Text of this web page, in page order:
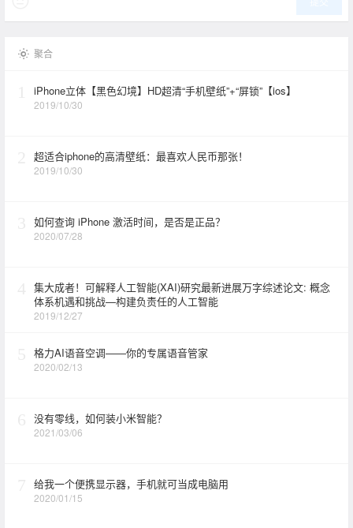
聚合
iPhone立体【黑色幻境】HD超清“手机壁纸”+“屏锁”【ios】
2019/10/30
超适合iphone的高清壁纸：最喜欢人民币那张！
2019/10/30
如何查询 iPhone 激活时间，是否是正品？
2020/07/28
集大成者！可解释人工智能(XAI)研究最新进展万字综述论文: 概念
体系机遇和挑战—构建负责任的人工智能
2019/12/27
格力AI语音空调——你的专属语音管家
2020/02/13
没有零线，如何装小米智能？
2021/03/06
给我一个便携显示器，手机就可当成电脑用
2020/01/15